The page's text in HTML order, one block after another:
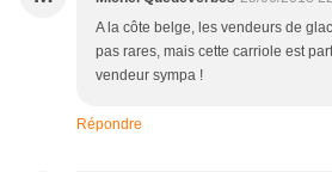
A la côte belge, les vendeurs de
pas rares, mais cette carriole est
vendeur sympa !
Répondre